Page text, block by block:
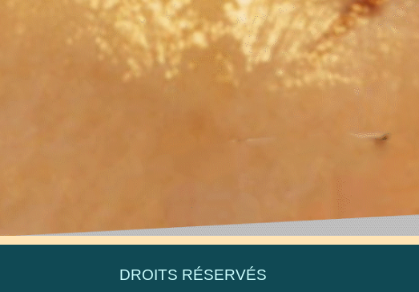
DROITS RÉSERVÉS